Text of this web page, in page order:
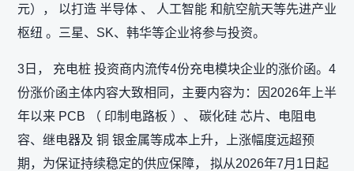
元）， 以打造 半导体 、 人工智能 和航空航天等先进产业
枢纽 。三星、SK、韩华等企业将参与投资。
3日， 充电桩 投资商内流传4份充电模块企业的涨价函。4
份涨价函主体内容大致相同，主要内容为：因2026年上半
年以来 PCB （ 印制电路板 ）、 碳化硅 芯片、电阻电
容、继电器及 铜 银金属等成本上升，上涨幅度远超预
期，为保证持续稳定的供应保障， 拟从2026年7月1日起